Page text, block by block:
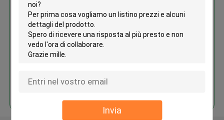
Invia
16 mm x 10 mm Filtro
galleggiante idrofilico Medium
Virgin HDPE Materiale MBBR
Continua